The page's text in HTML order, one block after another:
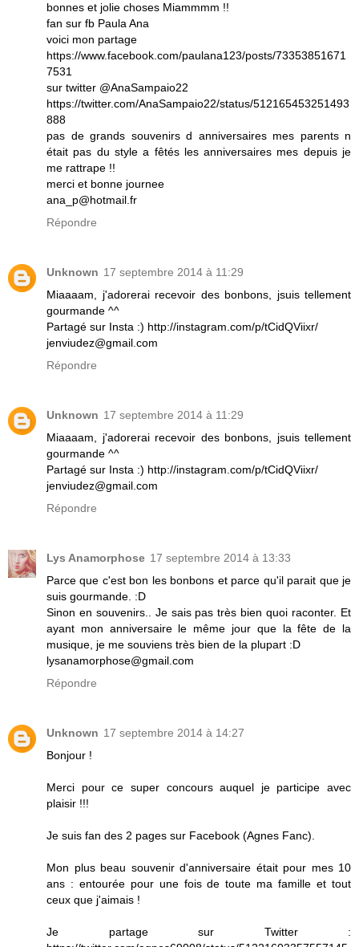
bonnes et jolie choses Miammmm !!
fan sur fb Paula Ana
voici mon partage
https://www.facebook.com/paulana123/posts/73353851671
7531
sur twitter @AnaSampaio22
https://twitter.com/AnaSampaio22/status/512165453251493
888
pas de grands souvenirs d anniversaires mes parents n
était pas du style a fêtés les anniversaires mes depuis je
me rattrape !!
merci et bonne journee
ana_p@hotmail.fr
Répondre
Unknown 17 septembre 2014 à 11:29
Miaaaam, j'adorerai recevoir des bonbons, jsuis tellement
gourmande ^^
Partagé sur Insta :) http://instagram.com/p/tCidQViixr/
jenviudez@gmail.com
Répondre
Unknown 17 septembre 2014 à 11:29
Miaaaam, j'adorerai recevoir des bonbons, jsuis tellement
gourmande ^^
Partagé sur Insta :) http://instagram.com/p/tCidQViixr/
jenviudez@gmail.com
Répondre
Lys Anamorphose 17 septembre 2014 à 13:33
Parce que c'est bon les bonbons et parce qu'il parait que je
suis gourmande. :D
Sinon en souvenirs.. Je sais pas très bien quoi raconter. Et
ayant mon anniversaire le même jour que la fête de la
musique, je me souviens très bien de la plupart :D
lysanamorphose@gmail.com
Répondre
Unknown 17 septembre 2014 à 14:27
Bonjour !
Merci pour ce super concours auquel je participe avec
plaisir !!!
Je suis fan des 2 pages sur Facebook (Agnes Fanc).
Mon plus beau souvenir d'anniversaire était pour mes 10
ans : entourée pour une fois de toute ma famille et tout
ceux que j'aimais !
Je partage sur Twitter :